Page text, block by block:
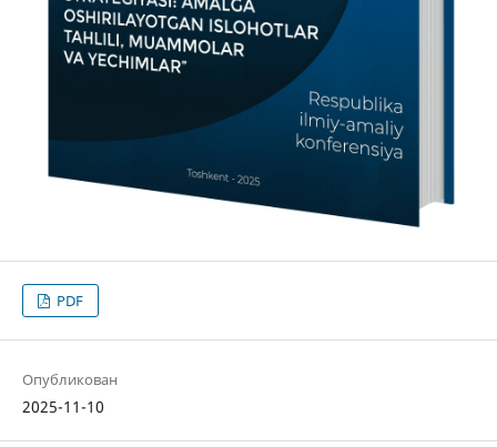
PDF
Опубликован
2025-11-10